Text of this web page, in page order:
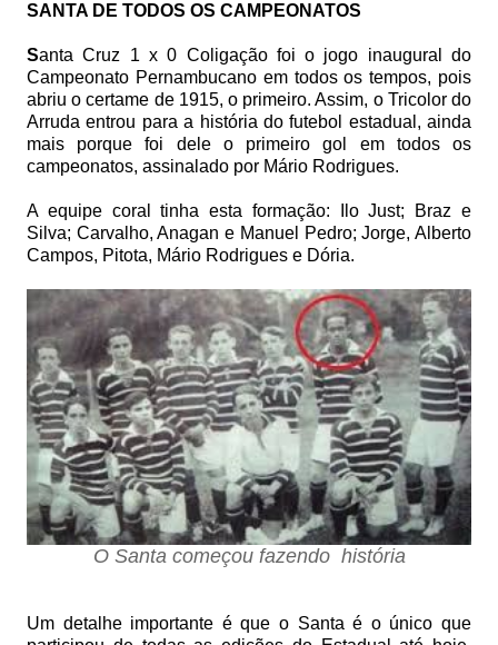
SANTA DE TODOS OS CAMPEONATOS
Santa Cruz 1 x 0 Coligação foi o jogo inaugural do
Campeonato Pernambucano em todos os tempos, pois
abriu o certame de 1915, o primeiro. Assim, o Tricolor do
Arruda entrou para a história do futebol estadual, ainda
mais porque foi dele o primeiro gol em todos os
campeonatos, assinalado por Mário Rodrigues.
A equipe coral tinha esta formação: Ilo Just; Braz e
Silva; Carvalho, Anagan e Manuel Pedro; Jorge, Alberto
Campos, Pitota, Mário Rodrigues e Dória.
O Santa começou fazendo história
Um detalhe importante é que o Santa é o único que